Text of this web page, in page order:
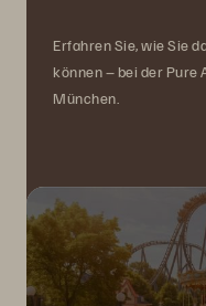
Erfahren Sie, wie Sie
können – bei der Pure
München.